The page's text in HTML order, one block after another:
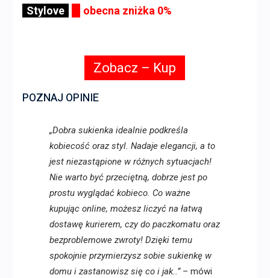
Stylove obecna zniżka 0%
Zobacz – Kup
POZNAJ OPINIE
„Dobra sukienka idealnie podkreśla
kobiecość oraz styl. Nadaje elegancji, a to
jest niezastąpione w różnych sytuacjach!
Nie warto być przeciętną, dobrze jest po
prostu wyglądać kobieco. Co ważne
kupując online, możesz liczyć na łatwą
dostawę kurierem, czy do paczkomatu oraz
bezproblemowe zwroty! Dzięki temu
spokojnie przymierzysz sobie sukienkę w
domu i zastanowisz się co i jak..”– mówi